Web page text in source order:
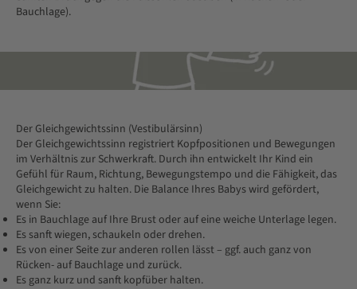
Bauchlage).
Der Gleichgewichtssinn (Vestibulärsinn)
Der Gleichgewichtssinn registriert Kopfpositionen und Bewegungen
im Verhältnis zur Schwerkraft. Durch ihn entwickelt Ihr Kind ein
Gefühl für Raum, Richtung, Bewegungstempo und die Fähigkeit, das
Gleichgewicht zu halten. Die Balance Ihres Babys wird gefördert,
wenn Sie:
Es in Bauchlage auf Ihre Brust oder auf eine weiche Unterlage legen.
Es sanft wiegen, schaukeln oder drehen.
Es von einer Seite zur anderen rollen lässt – ggf. auch ganz von
Rücken- auf Bauchlage und zurück.
Es ganz kurz und sanft kopfüber halten.